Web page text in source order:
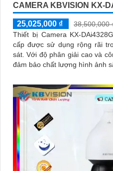
CAMERA KBVISION KX-
25,025,000 ₫
38,500,000
Thiết bị Camera KX-
cấp được sử dụng rộng rãi
sát. Với độ phân giải cao và công nghệ tiên tiến, camera này
đảm bảo chất lượng hình ảnh